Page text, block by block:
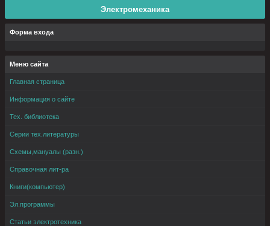
Электромеханика
Форма входа
Меню сайта
Главная страница
Информация о сайте
Тех. библиотека
Серии тех.литературы
Схемы,мануалы (разн.)
Справочная лит-ра
Книги(компьютер)
Эл.программы
Статьи электротехника